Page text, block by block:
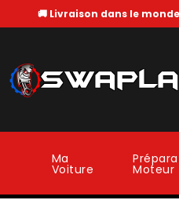
🚚 Livraison dans le
Ma
Voiture Moteur